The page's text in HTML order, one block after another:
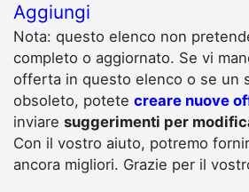
Aggiungi
Nota: questo elenco non
completo o aggiornato. Se vi
offerta in questo elenco o se un
obsoleto, potete creare nuove
inviare suggerimenti per
Con il vostro aiuto, potremo
ancora migliori. Grazie per il